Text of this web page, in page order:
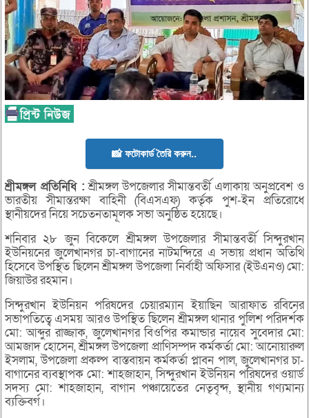
📸 ফটোকার্ড তৈরি করুন..
শ্রীমঙ্গল প্রতিনিধি : শ্রীমঙ্গল উপজেলার সীমান্তবর্তী এলাকায় অনুপ্রবেশ ও
ভারতীয় সীমান্তরক্ষা বাহিনী (বিএসএফ) কর্তৃক পুশ-ইন প্রতিরোধে
স্থানীয়দের নিয়ে সচেতনতামূলক সভা অনুষ্ঠিত হয়েছে।
শনিবার ২৮ জুন বিকেলে শ্রীমঙ্গল উপজেলার সীমান্তবর্তী সিন্দুরখান
ইউনিয়নের জুলেখানগর চা-বাগানের নাটমন্দিরে এ সভায় প্রধান অতিথি
হিসেবে উপস্থিত ছিলেন শ্রীমঙ্গল উপজেলা নির্বাহী অফিসার (ইউএনও) মো:
জিয়াউর রহমান।
সিন্দুরখান ইউনিয়ন পরিষদের চেয়ারম্যান ইয়াছিন আরাফাত রবিনের
সভাপতিত্বে এসময় আরও উপস্থিত ছিলেন শ্রীমঙ্গল থানার পুলিশ পরিদর্শক
মো: আব্দুর রাজ্জাক, জুলেখানগর বিওপির কমান্ডার নায়েব সুবেদার মো:
আমজাদ হোসেন, শ্রীমঙ্গল উপজেলা প্রাণিসম্পদ কর্মকর্তা মো: আনোয়ারুল
ইসলাম, উপজেলা প্রকল্প বাস্তবায়ন কর্মকর্তা প্লাবন পাল, জুলেখানগর চা-
বাগানের ব্যবস্থাপক মো: শাহজাহান, সিন্দুরখান ইউনিয়ন পরিষদের ওয়ার্ড
সদস্য মো: শাহজাহান, বাগান পঞ্চায়েতের নেতৃবৃন্দ, স্থানীয় গণ্যমান্য
ব্যক্তিবর্গ।